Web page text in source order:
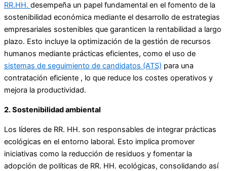
RR.HH. desempeña un papel fundamental en el fomento de la
sostenibilidad económica mediante el desarrollo de estrategias
empresariales sostenibles que garanticen la rentabilidad a largo
plazo. Esto incluye la optimización de la gestión de recursos
humanos mediante prácticas eficientes, como el uso de
sistemas de seguimiento de candidatos (ATS) para una
contratación eficiente , lo que reduce los costes operativos y
mejora la productividad.
2. Sostenibilidad ambiental
Los líderes de RR. HH. son responsables de integrar prácticas
ecológicas en el entorno laboral. Esto implica promover
iniciativas como la reducción de residuos y fomentar la
adopción de políticas de RR. HH. ecológicas, consolidando así